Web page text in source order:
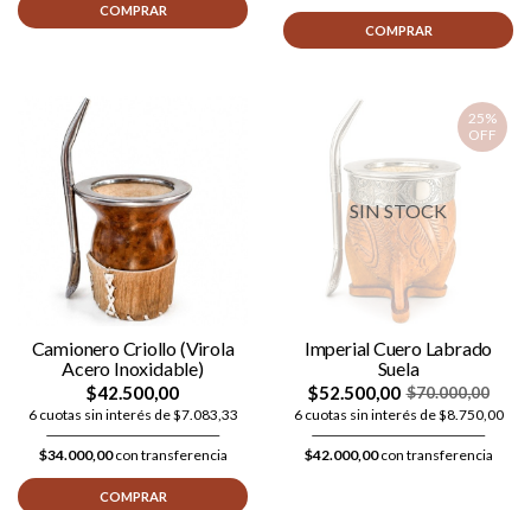
COMPRAR
COMPRAR
Camionero Criollo (Virola
Acero Inoxidable)
$42.500,00
6 cuotas sin interés de $7.083,33
$34.000,00con transferencia
COMPRAR
25%
OFF
SIN STOCK
Imperial Cuero Labrado
Suela
$52.500,00 $70.000,00
6 cuotas sin interés de $8.750,00
$42.000,00con transferencia